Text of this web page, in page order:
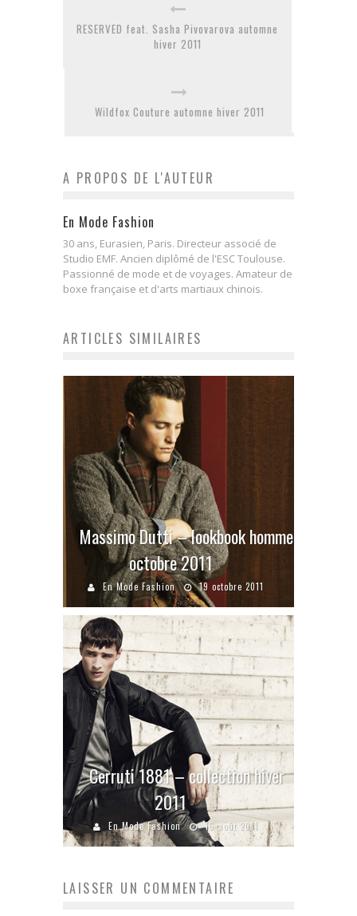
RESERVED feat. Sasha Pivovarova automne
hiver 2011
Wildfox Couture automne hiver 2011
A PROPOS DE L'AUTEUR
En Mode Fashion
30 ans, Eurasien, Paris. Directeur associé de
Studio EMF. Ancien diplômé de l'ESC Toulouse.
Passionné de mode et de voyages. Amateur de
boxe française et d'arts martiaux chinois.
ARTICLES SIMILAIRES
Massimo Dutti – lookbook homme
octobre 2011
En Mode Fashion 19 octobre 2011
Cerruti 1881 – collection hiver
2011
En Mode Fashion 16 août 2011
LAISSER UN COMMENTAIRE